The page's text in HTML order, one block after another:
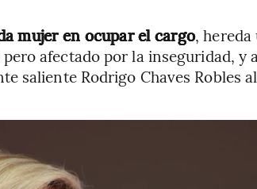
mujer en ocupar el cargo, hereda
afectado por la inseguridad, y
saliente Rodrigo Chaves Robles